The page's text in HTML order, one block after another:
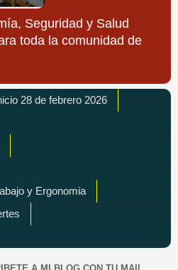
Seguridad y Salud
toda la comunidad de
28 de febrero 2026
y Ergonomia